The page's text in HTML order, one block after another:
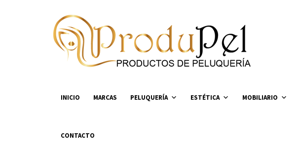
Ir
a
la
navegación
Ir
al
contenido
INICIO MARCAS PELUQUERÍA ESTÉTICA MOBILIARIO
CONTACTO